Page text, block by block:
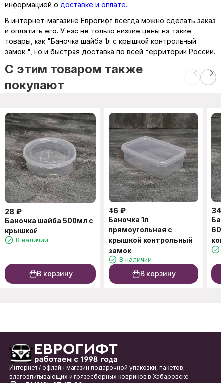
информацией о доставке и оплате.
В интернет-магазине Еврогифт всегда можно сделать заказ
и оплатить его. У нас не только низкие цены на такие
товары, как "Баночка шайба 1л с крышкой контрольный
замок ", но и быстрая доставка по всей территории России.
C этим товаром также
покупают
28 ₽
Баночка шайба 500мл с
крышкой
В наличии
В корзину
46 ₽
Баночка 1л
прямоугольная с
крышкой контрольный
замок
В наличии
В корзину
34
Интернет / офлайн магазин подарочной упаковки, пакетов,
влаговпитывающих и грязесборных ковриков в Хабаровске